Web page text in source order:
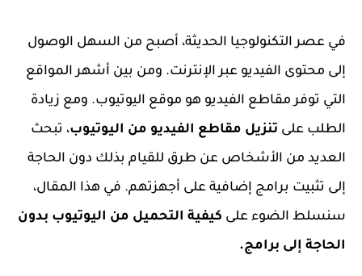
في عصر التكنولوجيا الحديثة، أصبح من السهل الوصول
إلى محتوى الفيديو عبر الإنترنت. ومن بين أشهر المواقع
التي توفر مقاطع الفيديو هو موقع اليوتيوب. ومع زيادة
الطلب على تنزيل مقاطع الفيديو من اليوتيوب، تبحث
العديد من الأشخاص عن طرق للقيام بذلك دون الحاجة
إلى تثبيت برامج إضافية على أجهزتهم. في هذا المقال،
سنسلط الضوء على كيفية التحميل من اليوتيوب بدون
الحاجة إلى برامج.